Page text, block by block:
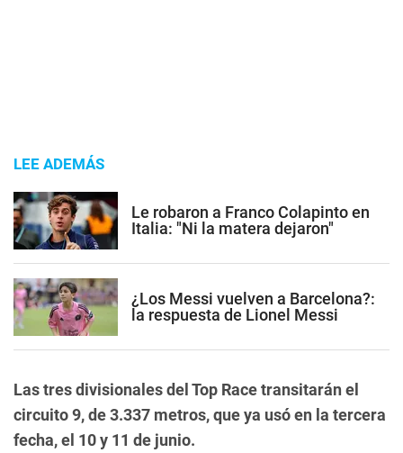
LEE ADEMÁS
Le robaron a Franco Colapinto en
Italia: "Ni la matera dejaron"
¿Los Messi vuelven a Barcelona?:
la respuesta de Lionel Messi
Las tres divisionales del Top Race transitarán el
circuito 9, de 3.337 metros, que ya usó en la tercera
fecha, el 10 y 11 de junio.